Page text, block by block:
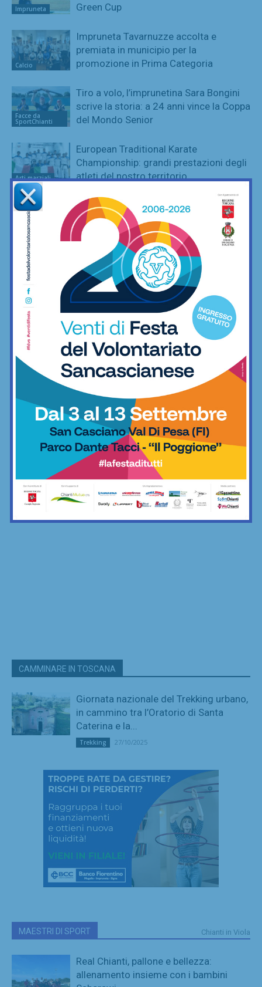
Impruneta
Green Cup
Calcio
Impruneta Tavarnuzze accolta e
premiata in municipio per la
promozione in Prima Categoria
Facce da
SportChianti
Tiro a volo, l’imprunetina Sara Bongini
scrive la storia: a 24 anni vince la Coppa
del Mondo Senior
Arti marziali
European Traditional Karate
Championship: grandi prestazioni degli
atleti del nostro territorio
Calcio
Un nuovo portiere per l’Impruneta
Tavarnuzze: arriva Lorenzo Merlini, ex
Grassina e Belmonte
Calcio
Juniores Impruneta Tavarnuzze,
confermato in panchina Francesco
Guidotti
CAMMINARE IN TOSCANA
Giornata nazionale del Trekking urbano,
in cammino tra l’Oratorio di Santa
Caterina e la...
Trekking 27/10/2025
MAESTRI DI SPORT Chianti in Viola
Real Chianti, pallone e bellezza:
allenamento insieme con i bambini